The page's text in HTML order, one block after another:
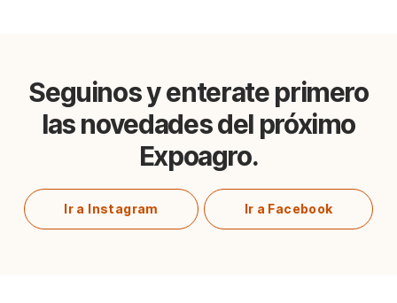
Seguinos y enterate primero
las novedades del próximo
Expoagro.
Ir a Instagram Ir a Facebook